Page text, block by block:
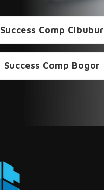
Success Comp Cibubur
Success Comp Bogor